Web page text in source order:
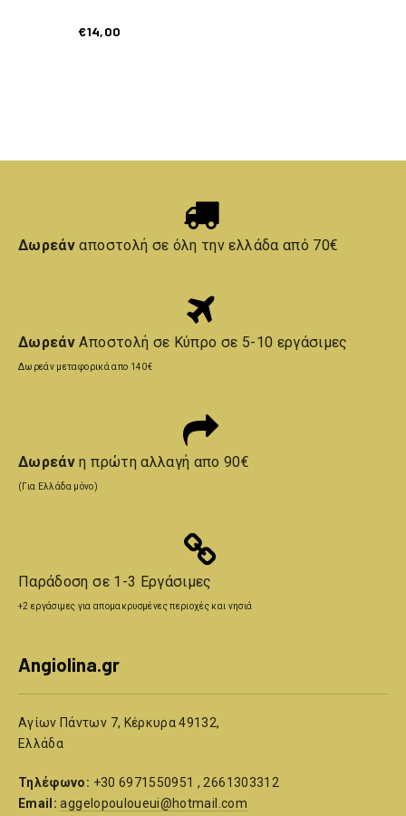
€14,00
Δωρεάναποστολή σε όλη την ελλάδα από 70€
ΔωρεάνΑποστολή σε Κύπρο σε 5-10 εργάσιμες
Δωρεάν μεταφορικά απο 140€
Δωρεάνη πρώτη αλλαγή απο 90€
(Για Ελλάδα μόνο)
Παράδοση σε 1-3 Εργάσιμες
+2 εργάσιμες για απομακρυσμένες περιοχές και νησιά
Angiolina.gr
Αγίων Πάντων 7, Κέρκυρα 49132,
Ελλάδα
Τηλέφωνο: +30 6971550951 , 2661303312
Email: aggelopouloueui@hotmail.com